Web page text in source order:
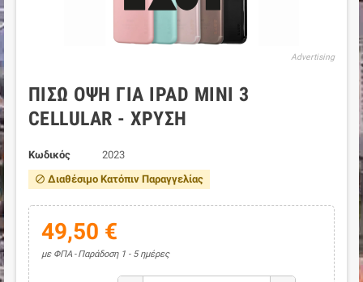
Advertising
ΠΊΣΩ ΌΨΗ ΓΙΑ IPAD MINI 3
CELLULAR - ΧΡΥΣΉ
Κωδικός 2023
block Διαθέσιμο Κατόπιν Παραγγελίας
49,50 €
με ΦΠΑ Παράδοση 1 - 5 ημέρες